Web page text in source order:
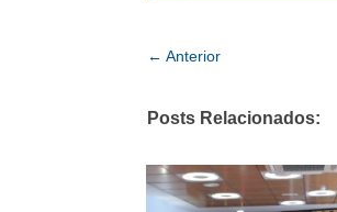
←Anterior
Posts Relacionados: